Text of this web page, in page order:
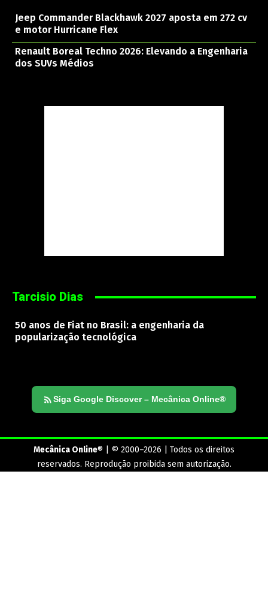
Jeep Commander Blackhawk 2027 aposta em 272 cv
e motor Hurricane Flex
Renault Boreal Techno 2026: Elevando a Engenharia
dos SUVs Médios
Tarcisio Dias
50 anos de Fiat no Brasil: a engenharia da
popularização tecnológica
Siga Google Discover – Mecânica Online®
Mecânica Online® | © 2000–2026 | Todos os direitos
reservados. Reprodução proibida sem autorização.